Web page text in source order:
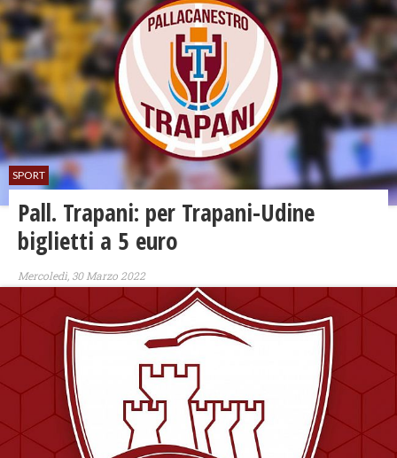
SPORT
Pall. Trapani: per Trapani-Udine
biglietti a 5 euro
Mercoledì, 30 Marzo 2022